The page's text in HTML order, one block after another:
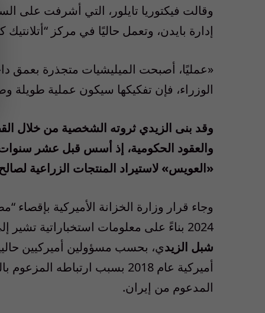
وقالت فيكتوريا تايلور، التي أشرفت على
إدارة بايدن، وتعمل حاليًا في مركز
«عمليًا، أصبحت الميليشيات متجذرة بعمق
الوزراء، فإن تفكيكها سيكون عملية طويلة
وقد بنى الزيدي ثروته الشخصية من خلال
والعقود الحكومية، إذ أسس قبل عشر
«العويس» لاستيراد المنتجات الزراعية
وجاء قرار وزارة الخزانة الأميركية
2024 بناءً على معلومات استخباراتية تشير إلى احتمال وجود صلات بين المصرف وقائد ميليشيا يُدعى
شبل الزيدي، بحسب مسؤولين أميركيين
أميركية عام 2018 بسبب
المدعوم من إيران.